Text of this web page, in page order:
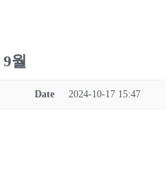
월
Date 2024-10-17 15:47